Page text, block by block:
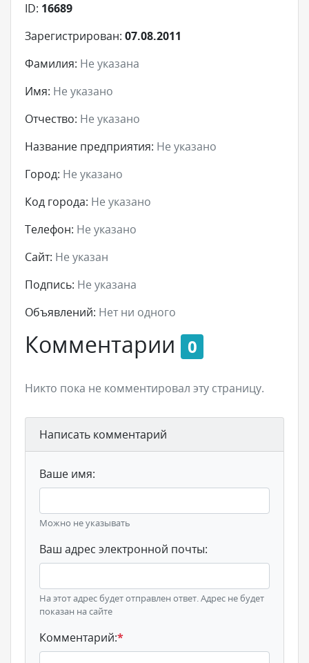
ID: 16689
Зарегистрирован: 07.08.2011
Фамилия: Не указана
Имя: Не указано
Отчество: Не указано
Название предприятия: Не указано
Город: Не указано
Код города: Не указано
Телефон: Не указано
Сайт: Не указан
Подпись: Не указана
Объявлений: Нет ни одного
Комментарии 0
Никто пока не комментировал эту страницу.
Написать комментарий
Ваше имя:
Можно не указывать
Ваш адрес электронной почты:
На этот адрес будет отправлен ответ. Адрес не будет
показан на сайте
Комментарий:*